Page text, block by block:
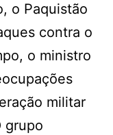
o Paquistão
contra o
o ministro
militar
grupo